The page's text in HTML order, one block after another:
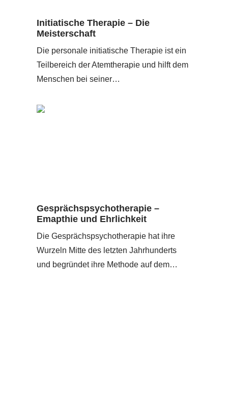
Initiatische Therapie – Die
Meisterschaft
Die personale initiatische Therapie ist ein
Teilbereich der Atemtherapie und hilft dem
Menschen bei seiner…
Gesprächspsychotherapie –
Emapthie und Ehrlichkeit
Die Gesprächspsychotherapie hat ihre
Wurzeln Mitte des letzten Jahrhunderts
und begründet ihre Methode auf dem…